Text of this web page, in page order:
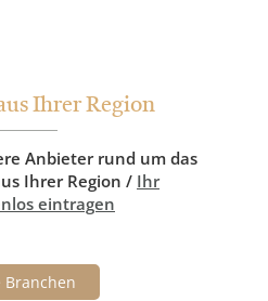
Ihrer Region
Anbieter rund um das
Ihrer Region / Ihr
eintragen
Branchen